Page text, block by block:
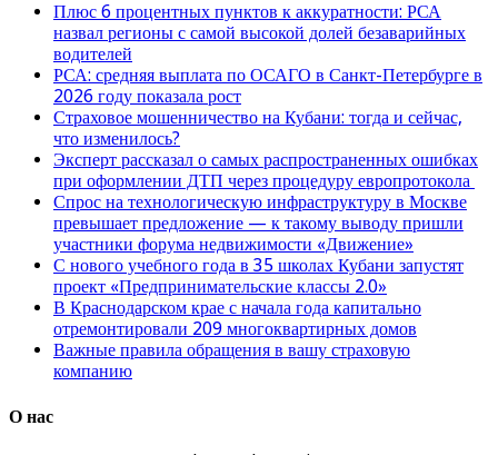
Плюс 6 процентных пунктов к аккуратности: РСА
назвал регионы с самой высокой долей безаварийных
водителей
РСА: средняя выплата по ОСАГО в Санкт-Петербурге в
2026 году показала рост
Страховое мошенничество на Кубани: тогда и сейчас,
что изменилось?
Эксперт рассказал о самых распространенных ошибках
при оформлении ДТП через процедуру европротокола
Спрос на технологическую инфраструктуру в Москве
превышает предложение — к такому выводу пришли
участники форума недвижимости «Движение»
С нового учебного года в 35 школах Кубани запустят
проект «Предпринимательские классы 2.0»
В Краснодарском крае с начала года капитально
отремонтировали 209 многоквартирных домов
Важные правила обращения в вашу страховую
компанию
О нас